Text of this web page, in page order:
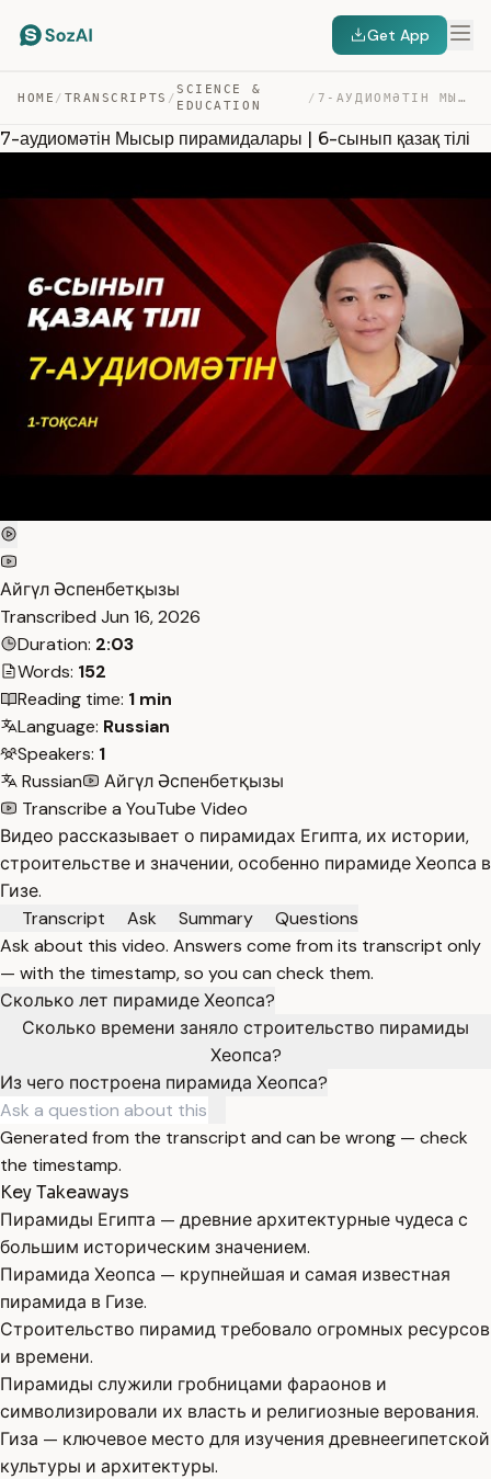
Get App
HOME / TRANSCRIPTS /
SCIENCE &
EDUCATION
/ 7-АУДИОМӘТІН МЫСЫР ПИРАМИДАЛАРЫ | 6-СЫНЫП ҚАЗАҚ ТІЛІ — TRANSCRIPT
7-аудиомәтін Мысыр пирамидалары | 6-сынып қазақ тілі
Айгүл Әспенбетқызы
Transcribed Jun 16, 2026
Duration: 2:03
Words: 152
Reading time: 1 min
Language: Russian
Speakers: 1
Russian
Айгүл Әспенбетқызы
Transcribe a YouTube Video
Видео рассказывает о пирамидах Египта, их истории,
строительстве и значении, особенно пирамиде Хеопса в
Гизе.
Transcript
Ask Summary
Questions
Ask about this video. Answers come from its transcript only
— with the timestamp, so you can check them.
Сколько лет пирамиде Хеопса?
Сколько времени заняло строительство пирамиды
Хеопса?
Из чего построена пирамида Хеопса?
Generated from the transcript and can be wrong — check
the timestamp.
Key Takeaways
Пирамиды Египта — древние архитектурные чудеса с
большим историческим значением.
Пирамида Хеопса — крупнейшая и самая известная
пирамида в Гизе.
Строительство пирамид требовало огромных ресурсов
и времени.
Пирамиды служили гробницами фараонов и
символизировали их власть и религиозные верования.
Гиза — ключевое место для изучения древнеегипетской
культуры и архитектуры.